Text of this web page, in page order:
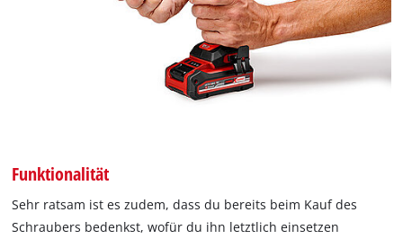
Funktionalität
Sehr ratsam ist es zudem, dass du bereits beim Kauf des
Schraubers bedenkst, wofür du ihn letztlich einsetzen